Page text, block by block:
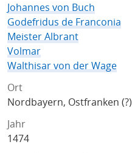
Johannes von Buch
Godefridus de Franconia
Meister Albrant
Volmar
Walthisar von der Wage
Ort
Nordbayern, Ostfranken (?)
Jahr
1474